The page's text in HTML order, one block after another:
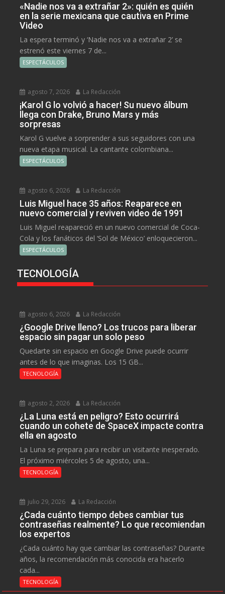
«Nadie nos va a extrañar 2»: quién es quién
en la serie mexicana que cautiva en Prime
Video
La espera terminó y ‘Nadie nos va a extrañar 2’ se
estrenó este viernes 7 de...
ESPECTÁCULOS
agosto 7, 2026 La Redacción
¡Karol G lo volvió a hacer! Su nuevo álbum
llega con Drake, Bruno Mars y más
sorpresas
Karol G vuelve a sorprender a sus seguidores con una
nueva etapa musical. La cantante colombiana...
ESPECTÁCULOS
agosto 6, 2026 La Redacción
Luis Miguel hace 35 años: Reaparece en
nuevo comercial y reviven video de 1991
Luis Miguel reapareció en un nuevo comercial de Coca-
Cola y los fanáticos del ‘Sol de México’ enloquecieron...
ESPECTÁCULOS
TECNOLOGÍA
agosto 6, 2026 La Redacción
¿Google Drive lleno? Los trucos para liberar
espacio sin pagar un solo peso
Quedarte sin espacio en Google Drive puede ocurrir
antes de lo que imaginas. Los 15 GB...
TECNOLOGÍA
agosto 2, 2026 La Redacción
¿La Luna está en peligro? Esto ocurrirá
cuando un cohete de SpaceX impacte contra
ella en agosto
La Luna se prepara para recibir un visitante inesperado.
El próximo miércoles 5 de agosto, una...
TECNOLOGÍA
julio 29, 2026 La Redacción
¿Cada cuánto tiempo debes cambiar tus
contraseñas realmente? Lo que recomiendan
los expertos
¿Cada cuánto hay que cambiar las contraseñas? Durante
años, la recomendación más conocida era hacerlo
cada...
TECNOLOGÍA